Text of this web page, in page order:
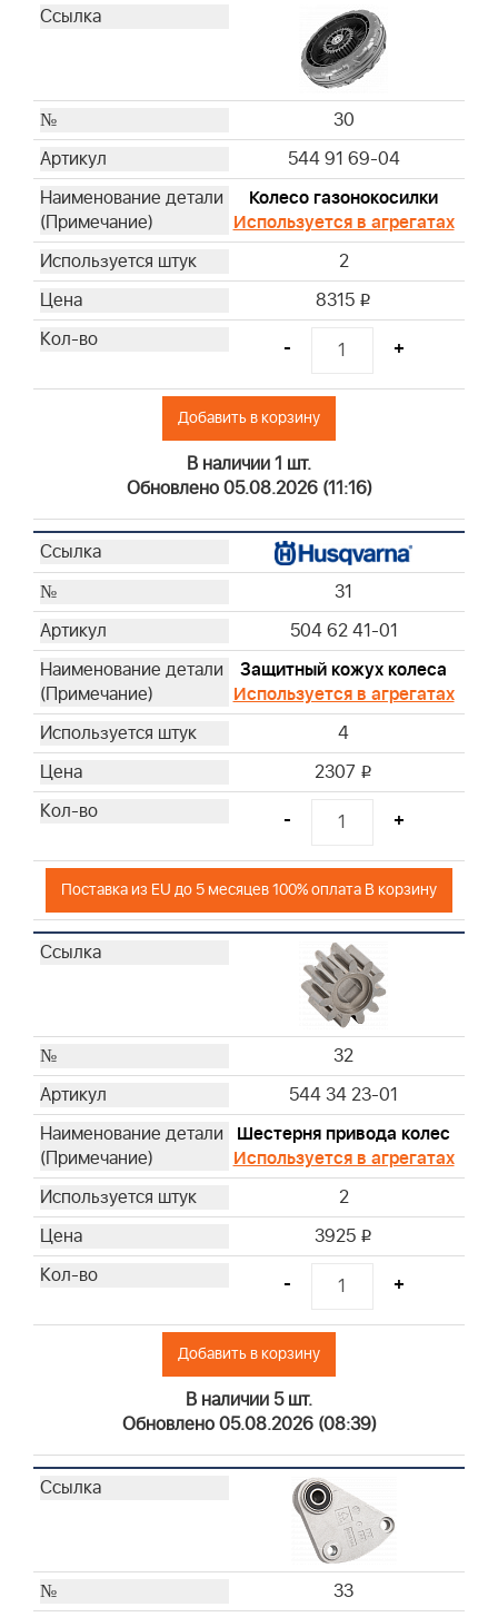
30
544 91 69-04
Колесо газонокосилки
Используется в агрегатах
2
8315 i
- +
Добавить в корзину
В наличии 1 шт.
Обновлено 05.08.2026 (11:16)
31
504 62 41-01
Защитный кожух колеса
Используется в агрегатах
4
2307 i
- +
Поставка из EU до 5 месяцев 100% оплата В корзину
32
544 34 23-01
Шестерня привода колес
Используется в агрегатах
2
3925 i
- +
Добавить в корзину
В наличии 5 шт.
Обновлено 05.08.2026 (08:39)
33